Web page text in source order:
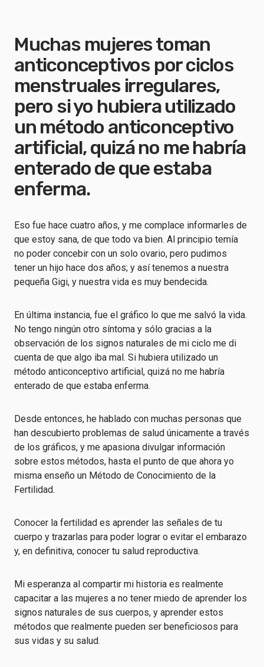
Muchas mujeres toman
anticonceptivos por ciclos
menstruales irregulares,
pero si yo hubiera utilizado
un método anticonceptivo
artificial, quizá no me habría
enterado de que estaba
enferma.
Eso fue hace cuatro años, y me complace informarles de
que estoy sana, de que todo va bien. Al principio temía
no poder concebir con un solo ovario, pero pudimos
tener un hijo hace dos años; y así tenemos a nuestra
pequeña Gigi, y nuestra vida es muy bendecida.
En última instancia, fue el gráfico lo que me salvó la vida.
No tengo ningún otro síntoma y sólo gracias a la
observación de los signos naturales de mi ciclo me di
cuenta de que algo iba mal. Si hubiera utilizado un
método anticonceptivo artificial, quizá no me habría
enterado de que estaba enferma.
Desde entonces, he hablado con muchas personas que
han descubierto problemas de salud únicamente a través
de los gráficos, y me apasiona divulgar información
sobre estos métodos, hasta el punto de que ahora yo
misma enseño un Método de Conocimiento de la
Fertilidad.
Conocer la fertilidad es aprender las señales de tu
cuerpo y trazarlas para poder lograr o evitar el embarazo
y, en definitiva, conocer tu salud reproductiva.
Mi esperanza al compartir mi historia es realmente
capacitar a las mujeres a no tener miedo de aprender los
signos naturales de sus cuerpos, y aprender estos
métodos que realmente pueden ser beneficiosos para
sus vidas y su salud.